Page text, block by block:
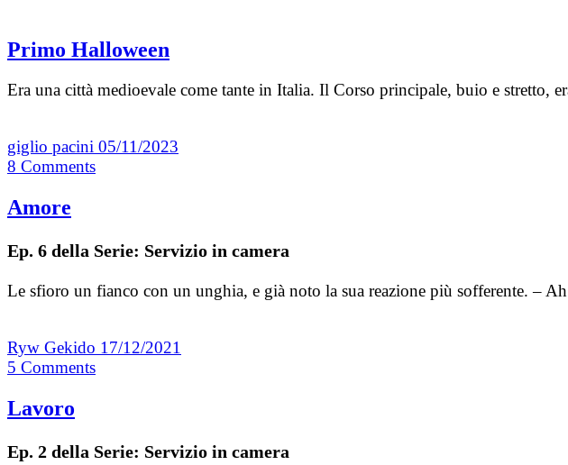
Primo Halloween
Era una città medioevale come tante in Italia. Il Corso principale, buio e
giglio pacini 05/11/2023
8 Comments
Amore
Ep. 6 della Serie: Servizio in camera
Le sfioro un fianco con un unghia, e già noto la sua reazione più sofferente. –
Ryw Gekido 17/12/2021
5 Comments
Lavoro
Ep. 2 della Serie: Servizio in camera